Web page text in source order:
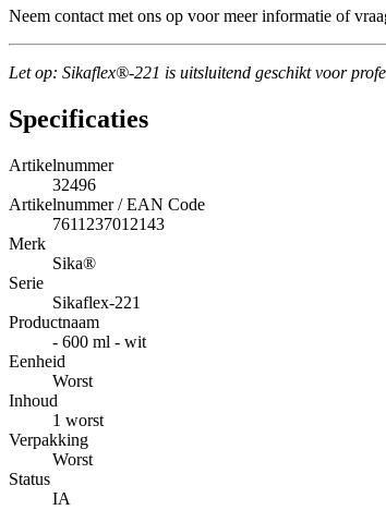
Neem contact met ons op voor meer informatie of
Let op: Sikaflex®-221 is uitsluitend geschikt voor
Specificaties
Artikelnummer
32496
Artikelnummer / EAN Code
7611237012143
Merk
Sika®
Serie
Sikaflex-221
Productnaam
- 600 ml - wit
Eenheid
Worst
Inhoud
1 worst
Verpakking
Worst
Status
IA